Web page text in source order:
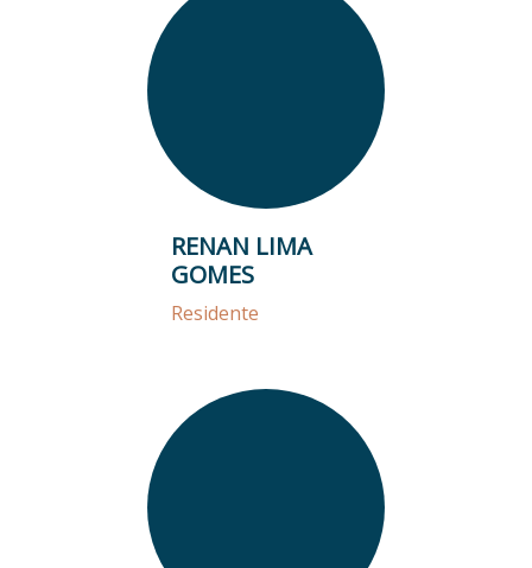
RENAN LIMA
GOMES
Residente